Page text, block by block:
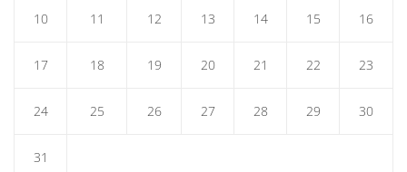
10 11 12 13 14 15 16
17 18 19 20 21 22 23
24 25 26 27 28 29 30
31